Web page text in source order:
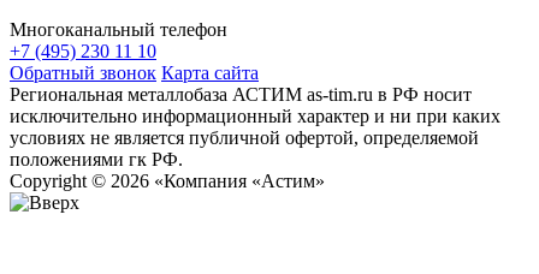
Многоканальный телефон
+7 (495) 230 11 10
Обратный звонок Карта сайта
Региональная металлобаза АСТИМ as-tim.ru в РФ носит
исключительно информационный характер и ни при каких
условиях не является публичной офертой, определяемой
положениями гк РФ.
Copyright © 2026 «Компания «Астим»